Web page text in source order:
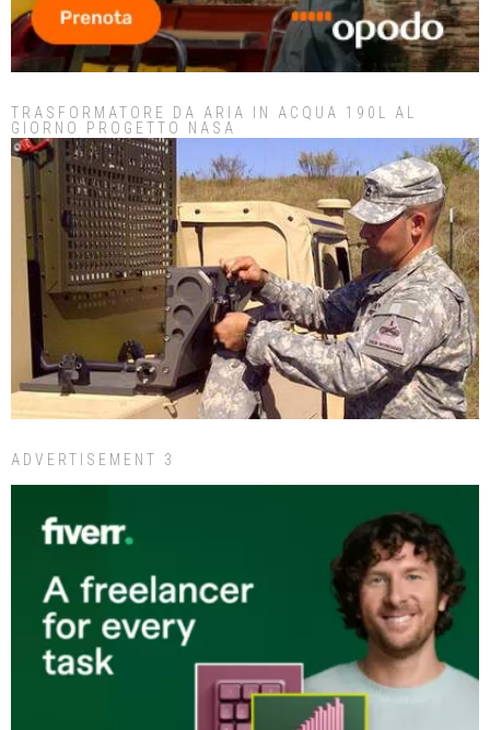
TRASFORMATORE DA ARIA IN ACQUA 190L AL
GIORNO PROGETTO NASA
ADVERTISEMENT 3